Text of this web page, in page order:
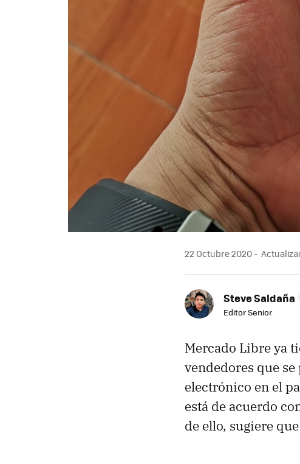
22 Octubre 2020
Steve Saldaña
Editor Senior
Mercado Libre ya
vendedores que
electrónico en el
está de acuerdo
de ello, sugiere